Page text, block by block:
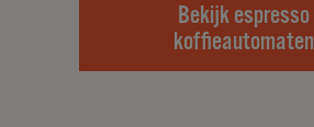
Bekijk espresso
koffieautomaten